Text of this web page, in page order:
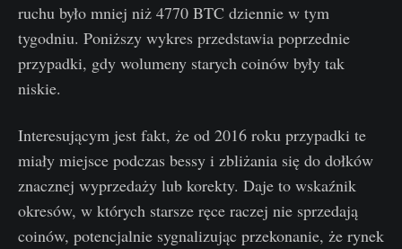
ruchu było mniej niż 4770 BTC dziennie w tym
tygodniu. Poniższy wykres przedstawia poprzednie
przypadki, gdy wolumeny starych coinów były tak
niskie.
Interesującym jest fakt, że od 2016 roku przypadki te
miały miejsce podczas bessy i zbliżania się do dołków
znacznej wyprzedaży lub korekty. Daje to wskaźnik
okresów, w których starsze ręce raczej nie sprzedają
coinów, potencjalnie sygnalizując przekonanie, że rynek